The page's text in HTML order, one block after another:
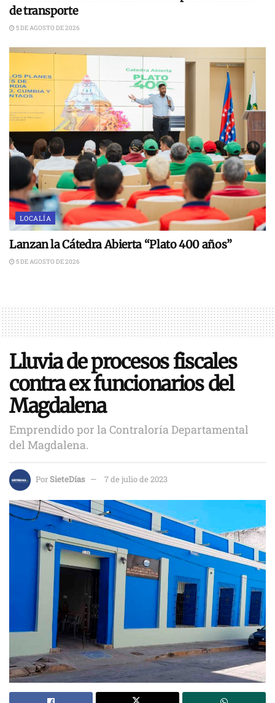
de transporte
5 DE AGOSTO DE 2026
LOCALÍA
Lanzan la Cátedra Abierta “Plato 400 años”
5 DE AGOSTO DE 2026
Lluvia de procesos fiscales
contra ex funcionarios del
Magdalena
Emprendido por la Contraloría Departamental
del Magdalena.
PorSieteDías 7 de julio de 2023